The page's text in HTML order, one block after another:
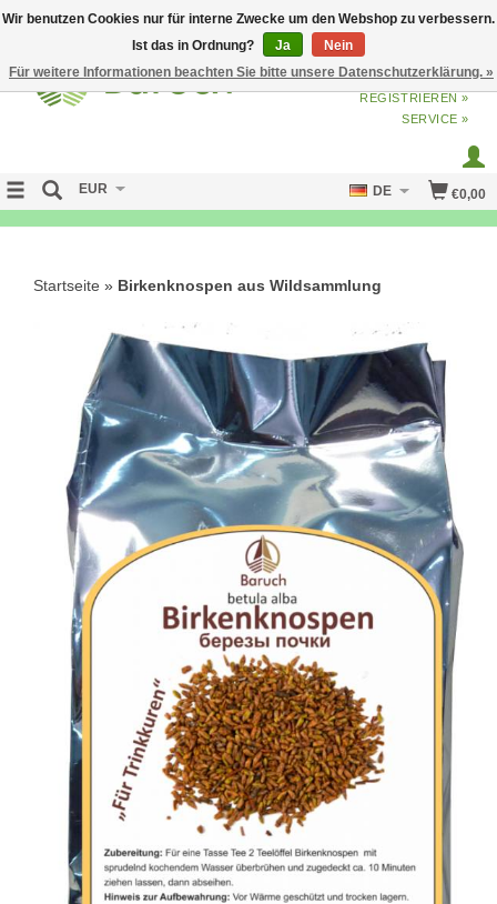
ANMELDENODERJETZT
REGISTRIEREN »
SERVICE »
€0,00
EUR DE
Startseite » Birkenknospen aus Wildsammlung
Wir benutzen Cookies nur für interne Zwecke um den Webshop zu verbessern.
Ist das in Ordnung?
Ja
Nein
Für weitere Informationen beachten Sie bitte unsere Datenschutzerklärung. »